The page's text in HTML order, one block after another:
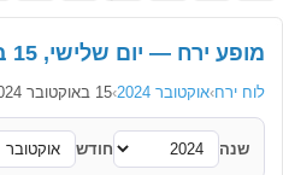
מופע ירח — יום שלישי, 15 באוקטובר 2024
לוח ירח›אוקטובר 2024 ›15 באוקטובר 2024
שנה חודש